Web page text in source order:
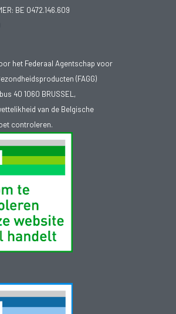
BE 0472.146.609
het Federaal Agentschap voor
(FAGG)
40 1060 BRUSSEL,
van de Belgische
controleren.